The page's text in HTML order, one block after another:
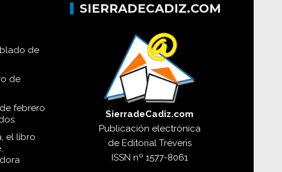
de
de
febrero
el libro
SIERRADECADIZ.COM
SierradeCadiz.com
Publicación electrónica
de Editorial Tréveris
ISSN nº 1577-8061